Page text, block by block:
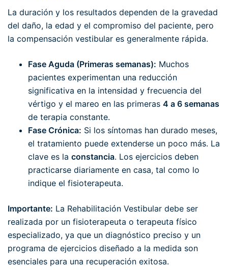
La duración y los resultados dependen de la gravedad
del daño, la edad y el compromiso del paciente, pero
la compensación vestibular es generalmente rápida.
Fase Aguda (Primeras semanas): Muchos
pacientes experimentan una reducción
significativa en la intensidad y frecuencia del
vértigo y el mareo en las primeras 4 a 6 semanas
de terapia constante.
Fase Crónica: Si los síntomas han durado meses,
el tratamiento puede extenderse un poco más. La
clave es la constancia. Los ejercicios deben
practicarse diariamente en casa, tal como lo
indique el fisioterapeuta.
Importante: La Rehabilitación Vestibular debe ser
realizada por un fisioterapeuta o terapeuta físico
especializado, ya que un diagnóstico preciso y un
programa de ejercicios diseñado a la medida son
esenciales para una recuperación exitosa.